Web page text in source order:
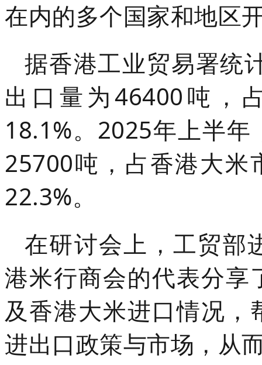
在内的多个国家和地区
据香港工业贸易署统
出口量为46400吨，
18.1%。2025年上半
25700吨，占香港大米
22.3%。
在研讨会上，工贸部
港米行商会的代表分享
及香港大米进口情况
进出口政策与市场，从